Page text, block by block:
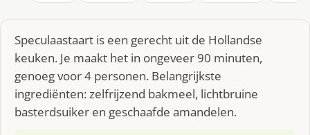
Speculaastaart is een gerecht uit de Hollandse
keuken. Je maakt het in ongeveer 90 minuten,
genoeg voor 4 personen. Belangrijkste
ingrediënten: zelfrijzend bakmeel, lichtbruine
basterdsuiker en geschaafde amandelen.